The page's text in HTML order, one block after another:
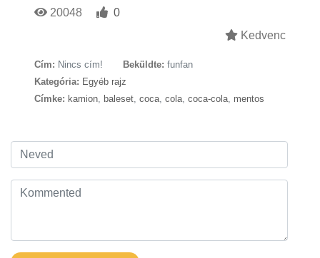
20048
0
Kedvenc
Cím: Nincs cím! Beküldte: funfan
Kategória: Egyéb rajz
Címke: kamion baleset coca cola coca-cola mentos